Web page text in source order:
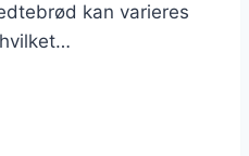
kan varieres